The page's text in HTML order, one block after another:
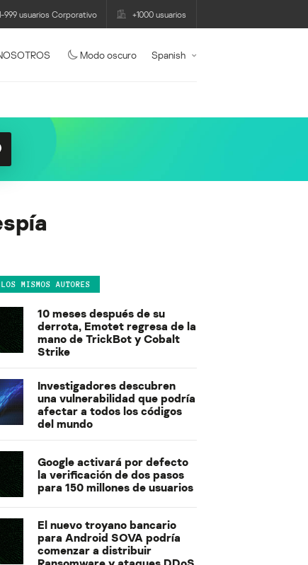
999 usuarios Corporativo +1000 usuarios
Modo oscuro Spanish
MISMOS AUTORES
10 meses después de su
derrota, Emotet regresa de la
mano de TrickBot y Cobalt
Strike
Investigadores descubren
una vulnerabilidad que podría
afectar a todos los códigos
del mundo
Google activará por defecto
la verificación de dos pasos
para 150 millones de usuarios
El nuevo troyano bancario
para Android SOVA podría
comenzar a distribuir